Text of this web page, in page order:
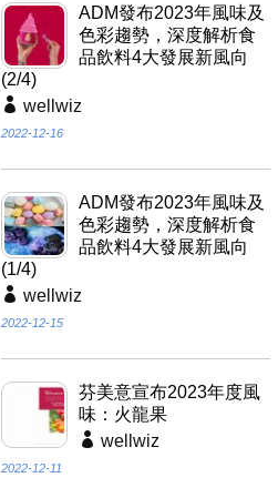
ADM發布2023年風味及
色彩趨勢，深度解析食
品飲料4大發展新風向
(2/4)
wellwiz
2022-12-16
ADM發布2023年風味及
色彩趨勢，深度解析食
品飲料4大發展新風向
(1/4)
wellwiz
2022-12-15
芬美意宣布2023年度風
味：火龍果
wellwiz
2022-12-11